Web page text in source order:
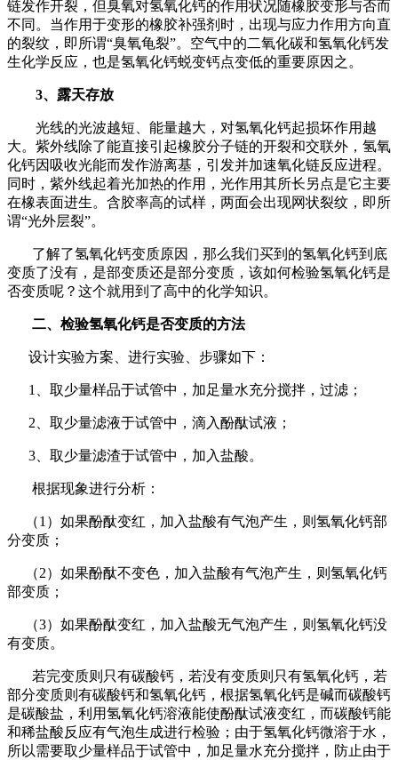
链发作开裂，但臭氧对氢氧化钙的作用状况随橡胶变形与否而
不同。当作用于变形的橡胶补强剂时，出现与应力作用方向直
的裂纹，即所谓“臭氧龟裂”。空气中的二氧化碳和氢氧化钙发
生化学反应，也是氢氧化钙蜕变钙点变低的重要原因之。
3、露天存放
光线的光波越短、能量越大，对氢氧化钙起损坏作用越
大。紫外线除了能直接引起橡胶分子链的开裂和交联外，氢氧
化钙因吸收光能而发作游离基，引发并加速氧化链反应进程。
同时，紫外线起着光加热的作用，光作用其所长另点是它主要
在橡表面进生。含胶率高的试样，两面会出现网状裂纹，即所
谓“光外层裂”。
了解了氢氧化钙变质原因，那么我们买到的氢氧化钙到底
变质了没有，是部变质还是部分变质，该如何检验氢氧化钙是
否变质呢？这个就用到了高中的化学知识。
二、检验氢氧化钙是否变质的方法
设计实验方案、进行实验、步骤如下：
1、取少量样品于试管中，加足量水充分搅拌，过滤；
2、取少量滤液于试管中，滴入酚酞试液；
3、取少量滤渣于试管中，加入盐酸。
根据现象进行分析：
（1 ）如果酚酞变红，加入盐酸有气泡产生，则氢氧化钙部
分变质；
（2）如果酚酞不变色，加入盐酸有气泡产生，则氢氧化钙
部变质；
（3）如果酚酞变红，加入盐酸无气泡产生，则氢氧化钙没
有变质。
若完变质则只有碳酸钙，若没有变质则只有氢氧化钙，若
部分变质则有碳酸钙和氢氧化钙，根据氢氧化钙是碱而碳酸钙
是碳酸盐，利用氢氧化钙溶液能使酚酞试液变红，而碳酸钙能
和稀盐酸反应有气泡生成进行检验；由于氢氧化钙微溶于水，
所以需要取少量样品于试管中，加足量水充分搅拌，防止由于